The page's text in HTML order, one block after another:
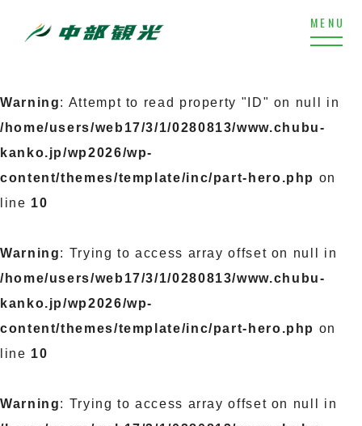
Warning: Attempt to read property "ID" on null in
/home/users/web17/3/1/0280813/www.chubu-
kanko.jp/wp2026/wp-
content/themes/template/inc/part-hero.php on
line 10
Warning: Trying to access array offset on null in
/home/users/web17/3/1/0280813/www.chubu-
kanko.jp/wp2026/wp-
content/themes/template/inc/part-hero.php on
line 10
Warning: Trying to access array offset on null in